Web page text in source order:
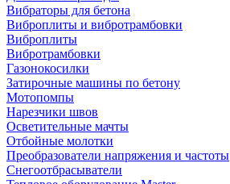
Вибраторы для бетона
Виброплиты и вибротрамбовки
Виброплиты
Вибротрамбовки
Газонокосилки
Затирочные машины по бетону
Мотопомпы
Нарезчики швов
Осветительные мачты
Отбойные молотки
Преобразователи напряжения и частоты
Снегоотбрасыватели